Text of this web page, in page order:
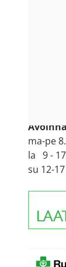
ma-pe
la 9 - 17
su 12-17